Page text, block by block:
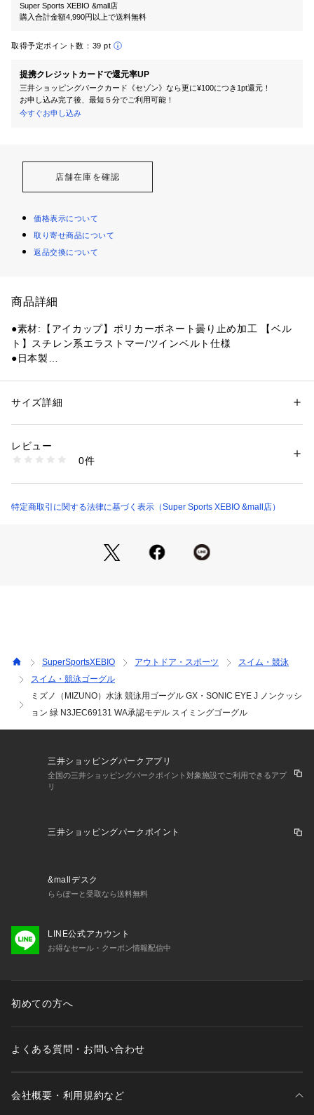
Super Sports XEBIO &mall店
購入合計金額4,990円以上で送料無料
取得予定ポイント数： 39 pt
提携クレジットカードで還元率UP
三井ショッピングパークカード《セゾン》なら更に¥100につき1pt還元！
お申し込み完了後、最短５分でご利用可能！
今すぐお申し込み
店舗在庫を確認
価格表示について
取り寄せ商品について
返品交換について
商品詳細
●素材:【アイカップ】ポリカーボネート曇り止め加工 【ベル
ト】スチレン系エラストマー/ツインベルト仕様
●日本製
●ミラーレンズ、くもり止め加工、UVカット
【商品の購入にあたっての注意事項】
※一部商品において弊社カラー表記がメーカーカラー表記と異
商品の色味が若干異なる場合があります。
い。ミズノ MIZUNO スーパースポーツゼビオ ゼビオ Super S
ports XEBIO 競泳小物 アクセサリー ゴーグル Men's Mens メ
ラー ミラーレンズ くもり止め UVカット 鼻ベルト交換可能 緑
グリーン
性別：レディース
グル
1540000461685
サイズ詳細
レビュー
0件
特定商取引に関する法律に基づく表示（Super Sports XEBIO &mall店）
SuperSportsXEBIO アウトドア・スポーツ
スイム・競泳
スイム・競泳ゴーグル
ミズノ（MIZUNO）水泳 競泳用ゴーグル GX・SONIC EYE J ノンクッシ
ョン 緑 N3JEC69131 WA承認モデル スイミングゴーグル
三井ショッピングパークアプリ
全国の三井ショッピングパークポイント対象施設でご利用できるアプ
リ
三井ショッピングパークポイント
&mallデスク
ららぽーと受取なら送料無料
LINE公式アカウント
お得なセール・クーポン情報配信中
初めての方へ
よくある質問・お問い合わせ
会社概要・利用規約など